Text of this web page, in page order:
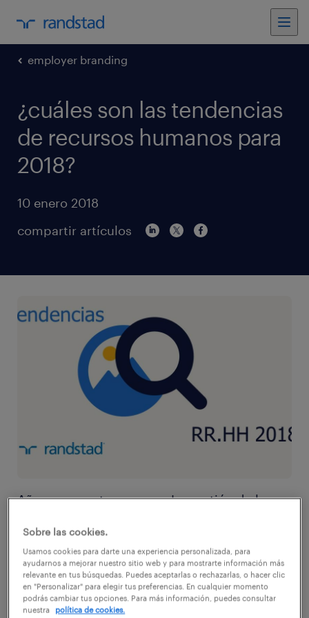
employer branding
¿cuáles son las tendencias
de recursos humanos para
2018?
10 enero 2018
compartir artículos
Año nuevo, retos nuevos. La gestión de los
está en constante cambio y adaptación para
ir acorde con las tendencias del mercado
laboral. Así, la evolución en el siglo XXI es un
must si lo que se busca es estar a la
Sobre las cookies.
Usamos cookies para darte una experiencia personalizada, para
ayudarnos a mejorar nuestro sitio web y para mostrarte información más
relevante en tus búsquedas. Puedes aceptarlas o rechazarlas, o hacer clic
en "Personalizar" para elegir tus preferencias. En cualquier momento
podrás cambiar tus opciones. Para más información, puedes consultar
nuestra
política de cookies.